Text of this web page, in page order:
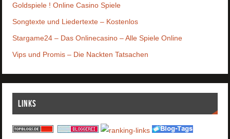
Goldspiele ! Online Casino Spiele
Songtexte und Liedertexte – Kostenlos
Stargame24 – Das Onlinecasino – Alle Spiele Online
Vips und Promis – Die Nackten Tatsachen
Links